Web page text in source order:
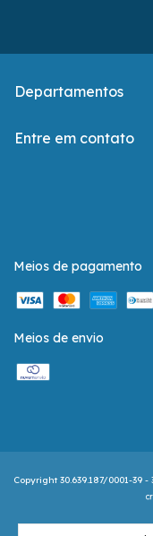
Departamentos
Entre em contato
Meios de pagamento
Meios de envio
Copyright 30.639.187/0001-39